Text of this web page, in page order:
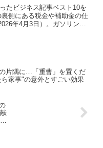
クリ【2026 集英社オン
期 ビジネス記事 7位】
たビジネス記事ベスト10を
側にある税金や補助金の仕
年4月3日）。ガソリン価
片隅に…「重曹」を置くだ
家事"の意外とすごい効果